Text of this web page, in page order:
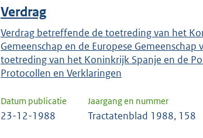
Verdrag
Verdrag betreffende de toetreding van het
Gemeenschap en de Europese
toetreding van het Koninkrijk Spanje en de
Protocollen en Verklaringen
Datum publicatie
23-12-1988
Jaargang en nummer
Tractatenblad 1988, 158